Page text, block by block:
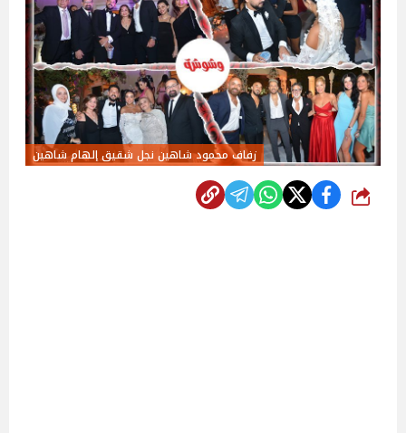
زفاف محمود شاهين نجل شقيق إلهام شاهين
شارك